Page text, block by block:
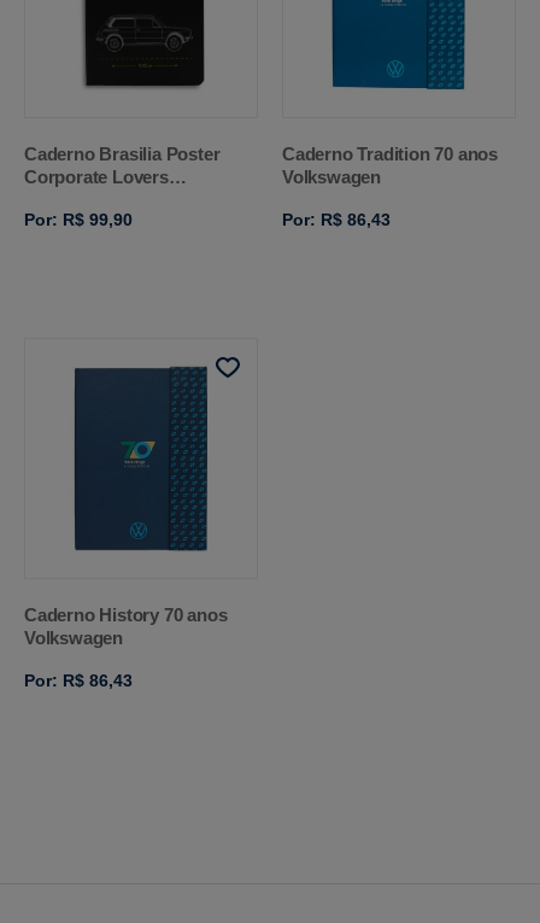
Caderno Brasilia Poster
Corporate Lovers
Por: R$ 99,90
Caderno Tradition 70 anos
Volkswagen
Por: R$ 86,43
Caderno History 70 anos
Volkswagen
Por: R$ 86,43